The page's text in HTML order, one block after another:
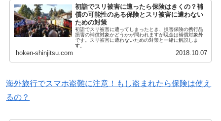
初詣でスリ被害に遭ったら保険はきくの？補
償の可能性のある保険とスリ被害に遭わない
ための対策
初詣でスリ被害に遭ってしまったとき、損害保険の携行品
損害の補償対象かどうかが問われますが現金は補償対象外
です。スリ被害に遭わないための対策と一緒に解説しま
す。
hoken-shinjitsu.com 2018.10.07
海外旅行でスマホ盗難に注意！もし盗まれたら保険は使え
るの？